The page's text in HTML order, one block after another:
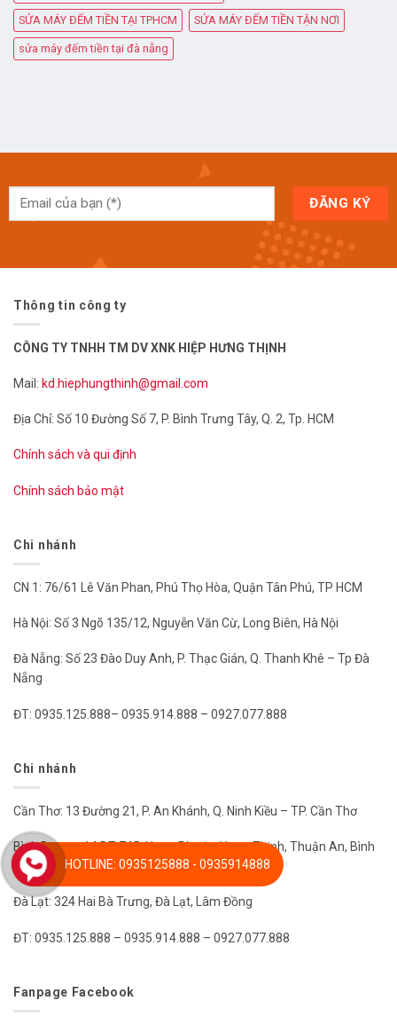
SỬA MÁY ĐẾM TIỀN TẠI TPHCM SỬA MÁY ĐẾM TIỀN TẬN NƠI
sửa máy đếm tiền tại đà nẵng
Thông tin công ty
CÔNG TY TNHH TM DV XNK HIỆP HƯNG THỊNH
Mail: kd.hiephungthinh@gmail.com
Địa Chỉ: Số 10 Đường Số 7, P. Bình Trưng Tây, Q. 2, Tp. HCM
Chính sách và qui định
Chính sách bảo mật
Chi nhánh
CN 1: 76/61 Lê Văn Phan, Phú Thọ Hòa, Quận Tân Phú, TP HCM
Hà Nội: Số 3 Ngõ 135/12, Nguyễn Văn Cừ, Long Biên, Hà Nội
Đà Nẵng: Số 23 Đào Duy Anh, P. Thạc Gián, Q. Thanh Khê – Tp Đà
Nẵng
ĐT: 0935.125.888– 0935.914.888 – 0927.077.888
Chi nhánh
Cần Thơ: 13 Đường 21, P. An Khánh, Q. Ninh Kiều – TP. Cần Thơ
Bình Dương: 14 DT 745, Hưng Phước, Hưng Thịnh, Thuận An, Bình
Dương
Đà Lạt: 324 Hai Bà Trưng, Đà Lạt, Lâm Đồng
ĐT: 0935.125.888 – 0935.914.888 – 0927.077.888
Fanpage Facebook
HOTLINE: 0935125888 - 0935914888